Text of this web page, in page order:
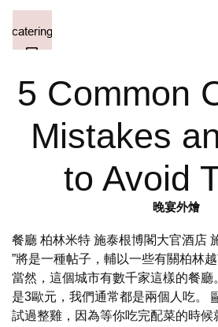
5 Common
Mistakes
to Avoid
晚宴外燴
餐廳 柏林米特 施泰根博閣大官酒店
”將是一種帖子，輔以一些有關柏林
當然，這個城市有數千家這樣的餐廳
是3歐元，我們通常都是兩個人吃。
試過整雞，因為等你吃完配菜的時候